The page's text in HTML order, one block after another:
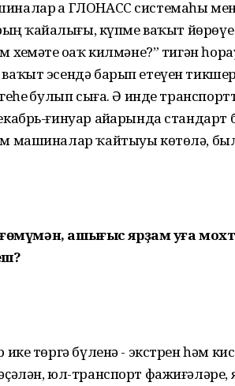
ҙа ГЛОНАСС системаһы
ҡайҙалығы, күпме ваҡыт
хеҙмәте оҙаҡ килмәне?” тигән
эсендә барып етеүен
булып сыға. Ә инде
ғинуар айҙарында
машиналар ҡайтыуы көтөлә,
ғөмүмән, ашығыс ярҙам уға
ике төргә бүленә - экстрен һәм
юл-транспорт фажиғәләре,